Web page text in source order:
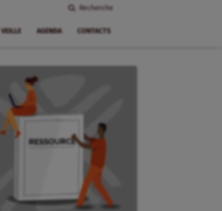
Recherche
VEILLE AGENDA CONTACTS